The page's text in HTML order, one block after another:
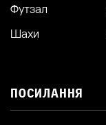
Футзал
Шахи
ПОСИЛАННЯ